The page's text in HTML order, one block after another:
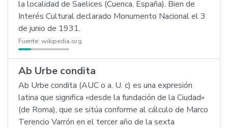
la localidad de Saelices (Cuenca, España). Bien de
Interés Cultural declarado Monumento Nacional el 3
de junio de 1931.
Fuente: wikipedia.org
Ab Urbe condita
Ab Urbe condita (AUC o a. U. c) es una expresión
latina que significa «desde la fundación de la Ciudad»
(de Roma), que se sitúa conforme al cálculo de Marco
Terencio Varrón en el tercer año de la sexta